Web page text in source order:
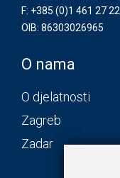
F: +385 (0)1 461 27 22
OIB: 86303026965
O nama
O djelatnosti
Zagreb
Zadar